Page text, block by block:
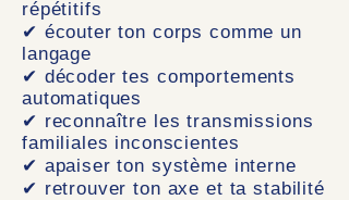
répétitifs
✔ écouter ton corps comme un
langage
✔ décoder tes comportements
automatiques
✔ reconnaître les transmissions
familiales inconscientes
✔ apaiser ton système interne
✔ retrouver ton axe et ta stabilité